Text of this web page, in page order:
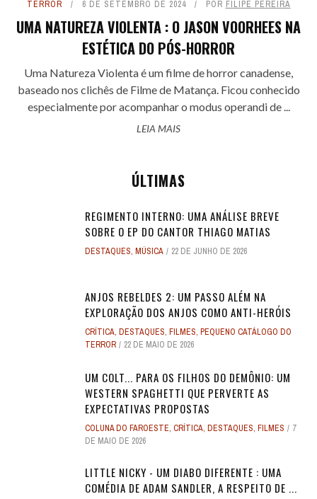
TERROR
6 DE SETEMBRO DE 2024 POR FILIPE PEREIRA
UMA NATUREZA VIOLENTA : O JASON VOORHEES NA
ESTÉTICA DO PÓS-HORROR
Uma Natureza Violenta é um filme de horror canadense,
baseado nos clichês de Filme de Matança. Ficou conhecido
especialmente por acompanhar o modus operandi de ...
LEIA MAIS
ÚLTIMAS
REGIMENTO INTERNO: UMA ANÁLISE BREVE
SOBRE O EP DO CANTOR THIAGO MATIAS
DESTAQUES, MÚSICA 22 DE JUNHO DE 2026
ANJOS REBELDES 2: UM PASSO ALÉM NA
EXPLORAÇÃO DOS ANJOS COMO ANTI-HERÓIS
CRÍTICA, DESTAQUES, FILMES, PEQUENO CATÁLOGO DO
TERROR
22 DE MAIO DE 2026
UM COLT... PARA OS FILHOS DO DEMÔNIO: UM
WESTERN SPAGHETTI QUE PERVERTE AS
EXPECTATIVAS PROPOSTAS
COLUNA DO FAROESTE, CRÍTICA, DESTAQUES, FILMES
7
DE MAIO DE 2026
LITTLE NICKY - UM DIABO DIFERENTE : UMA
COMÉDIA DE ADAM SANDLER, A RESPEITO DE ...